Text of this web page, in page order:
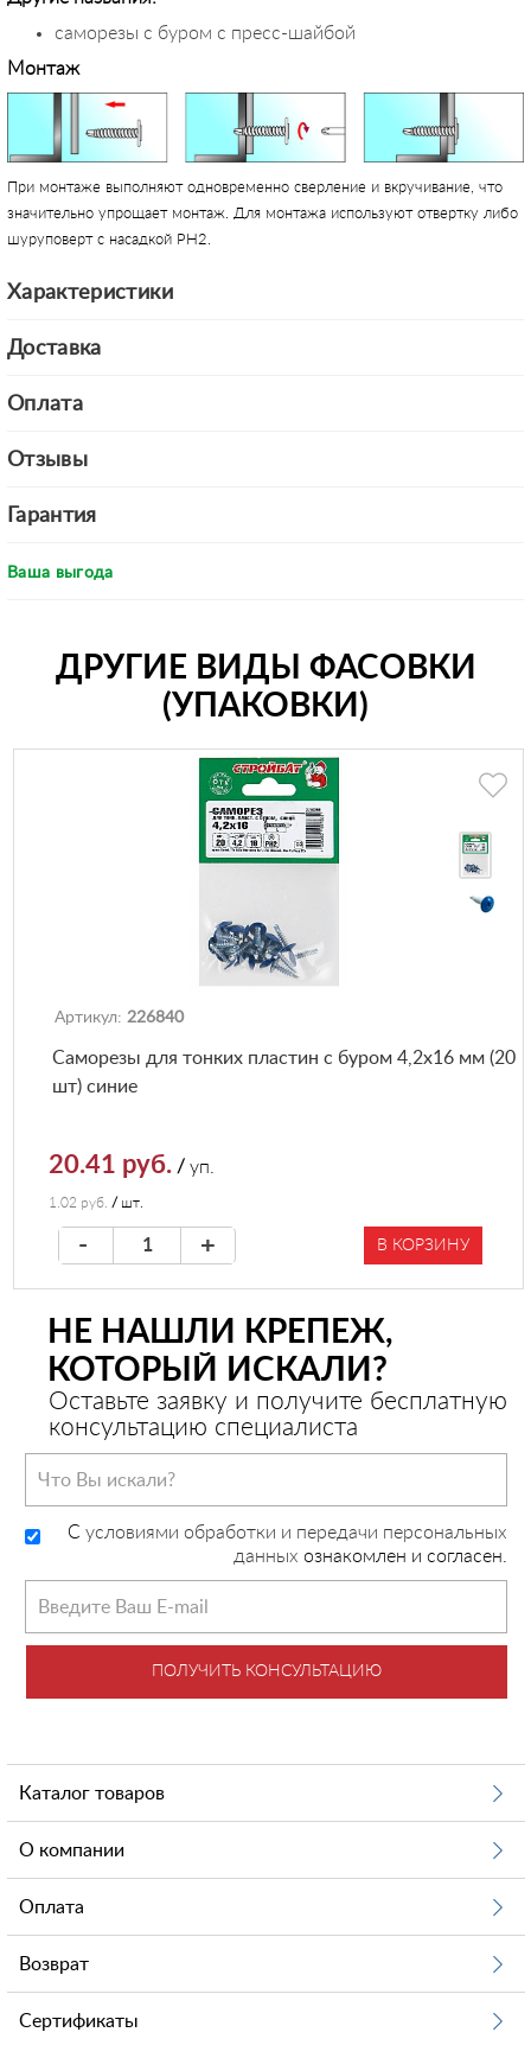
саморезы с буром с пресс-шайбой
Монтаж
При монтаже выполняют одновременно сверление и вкручивание, что
значительно упрощает монтаж. Для монтажа используют отвертку либо
шуруповерт с насадкой PH2.
Характеристики
Доставка
Оплата
Отзывы
Гарантия
Ваша выгода
ДРУГИЕ ВИДЫ ФАСОВКИ
(УПАКОВКИ)
Артикул: 226840
Саморезы для тонких пластин с буром 4,2х16 мм (20
шт) синие
20.41 руб. /уп.
1.02 руб. / шт.
- + В КОРЗИНУ
НЕ НАШЛИ КРЕПЕЖ,
КОТОРЫЙ ИСКАЛИ?
Оставьте заявку и получите бесплатную
консультацию специалиста
C условиями обработки и передачи персональных
данных ознакомлен и согласен.
ПОЛУЧИТЬ КОНСУЛЬТАЦИЮ
Каталог товаров
О компании
Оплата
Возврат
Сертификаты